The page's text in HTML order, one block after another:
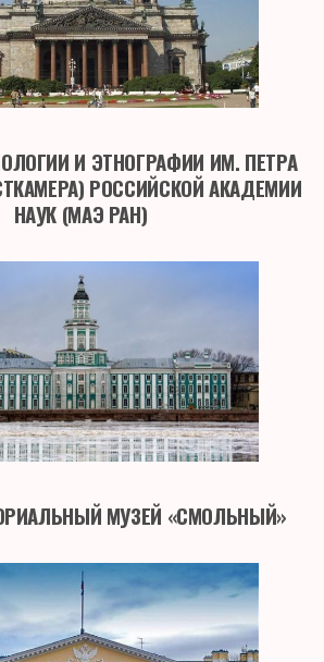
И ЭТНОГРАФИИ ИМ. ПЕТРА
РОССИЙСКОЙ АКАДЕМИИ
НАУК (МАЭ РАН)
МУЗЕЙ «СМОЛЬНЫЙ»